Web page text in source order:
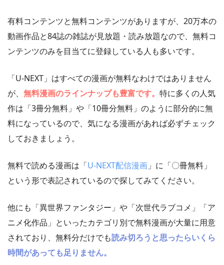
有料コンテンツと無料コンテンツがありますが、20万本の
動画作品と84誌の雑誌が見放題・読み放題なので、無料コ
ンテンツのみを目当てに登録している人も多いです。
「U-NEXT」はすべての漫画が無料なわけではありません
が、 無料漫画のラインナップも豊富です。 特に多くの人気
作は「3冊分無料」や「10冊分無料」のように部分的に無
料になっているので、気になる漫画があれば必ずチェック
しておきましょう。
無料で読める漫画は「U-NEXT配信漫画 」に「〇冊無料」
という形で表記されているので探してみてください。
他にも「異世界ファンタジー」や「次世代ラブコメ」「ア
ニメ化作品」といったカテゴリ別で無料漫画が大量に用意
されており、無料分だけでも読み切ろうと思ったらいくら
時間があっても足りません。